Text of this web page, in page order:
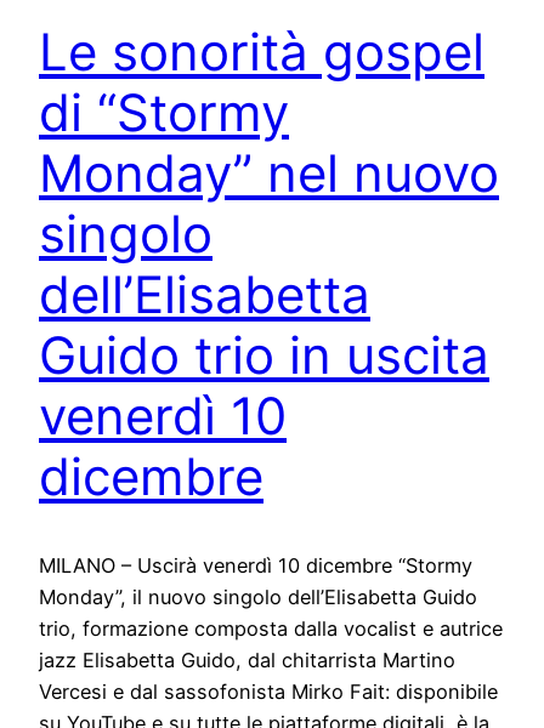
Le sonorità gospel
di “Stormy
Monday” nel nuovo
singolo
dell’Elisabetta
Guido trio in uscita
venerdì 10
dicembre
MILANO – Uscirà venerdì 10 dicembre “Stormy
Monday”, il nuovo singolo dell’Elisabetta Guido
trio, formazione composta dalla vocalist e autrice
jazz Elisabetta Guido, dal chitarrista Martino
Vercesi e dal sassofonista Mirko Fait: disponibile